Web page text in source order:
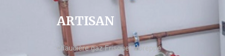
ARTISAN
chaudière gaz Frisquet Voreppe